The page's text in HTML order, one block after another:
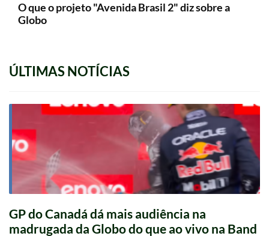
O que o projeto "Avenida Brasil 2" diz sobre a
Globo
ÚLTIMAS NOTÍCIAS
GP do Canadá dá mais audiência na
madrugada da Globo do que ao vivo na Band